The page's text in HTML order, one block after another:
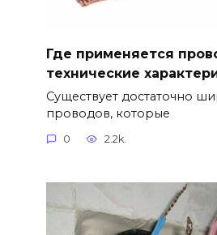
Где применяется
технические
Существует достаточно
проводов, которые
0 2.2k.